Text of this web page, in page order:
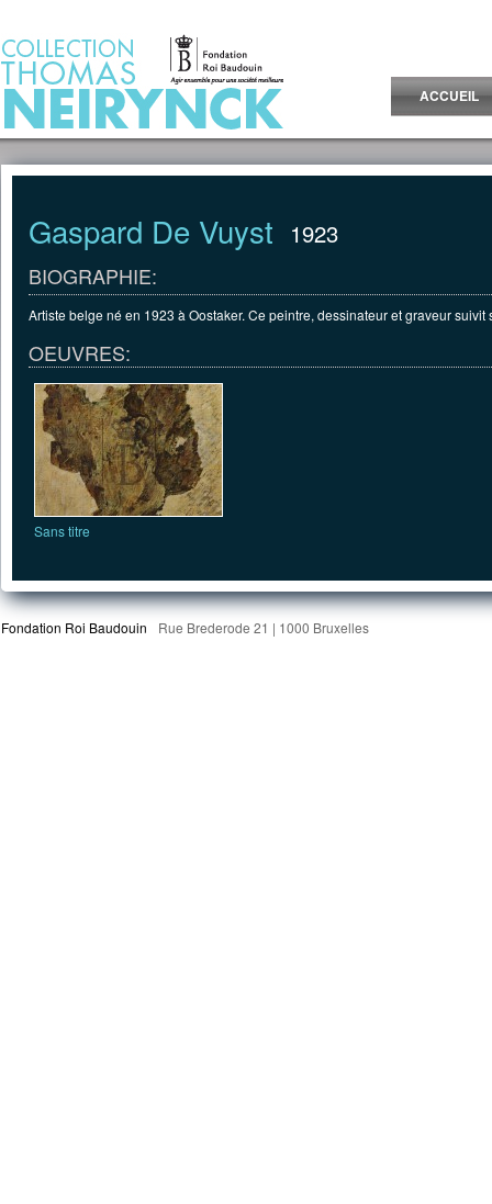
ACCUEIL
Gaspard De Vuyst 1923
BIOGRAPHIE:
Artiste belge né en 1923 à Oostaker. Ce peintre, dessinateur et graveur
OEUVRES:
Sans titre
Fondation Roi Baudouin Rue Brederode 21 | 1000 Bruxelles